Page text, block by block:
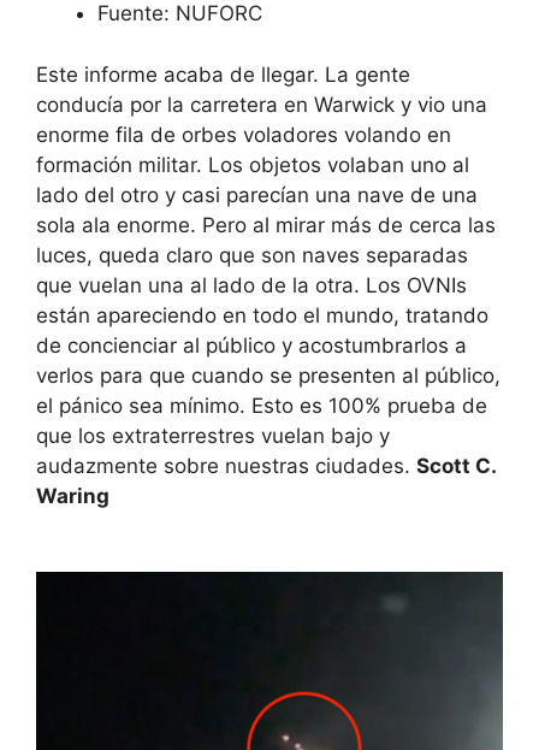
Fuente: NUFORC
Este informe acaba de llegar. La gente
conducía por la carretera en Warwick y vio una
enorme fila de orbes voladores volando en
formación militar. Los objetos volaban uno al
lado del otro y casi parecían una nave de una
sola ala enorme. Pero al mirar más de cerca las
luces, queda claro que son naves separadas
que vuelan una al lado de la otra. Los OVNIs
están apareciendo en todo el mundo, tratando
de concienciar al público y acostumbrarlos a
verlos para que cuando se presenten al público,
el pánico sea mínimo. Esto es 100% prueba de
que los extraterrestres vuelan bajo y
audazmente sobre nuestras ciudades. Scott C.
Waring